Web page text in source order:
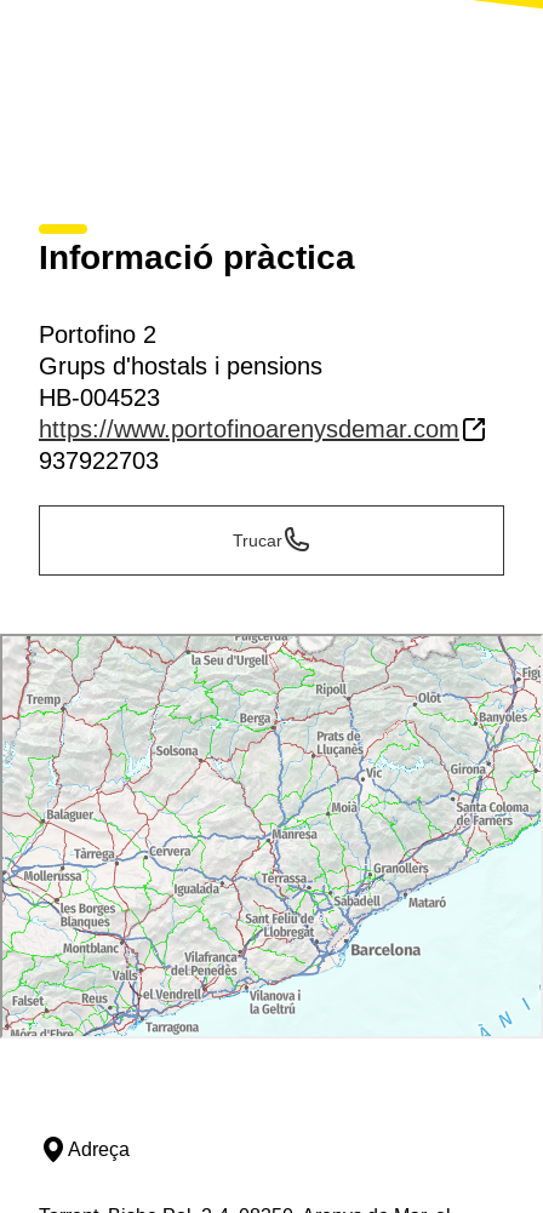
Informació pràctica
Portofino 2
Grups d'hostals i pensions
HB-004523
https://www.portofinoarenysdemar.com
937922703
Trucar
Adreça